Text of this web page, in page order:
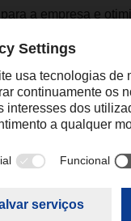
a empresa e